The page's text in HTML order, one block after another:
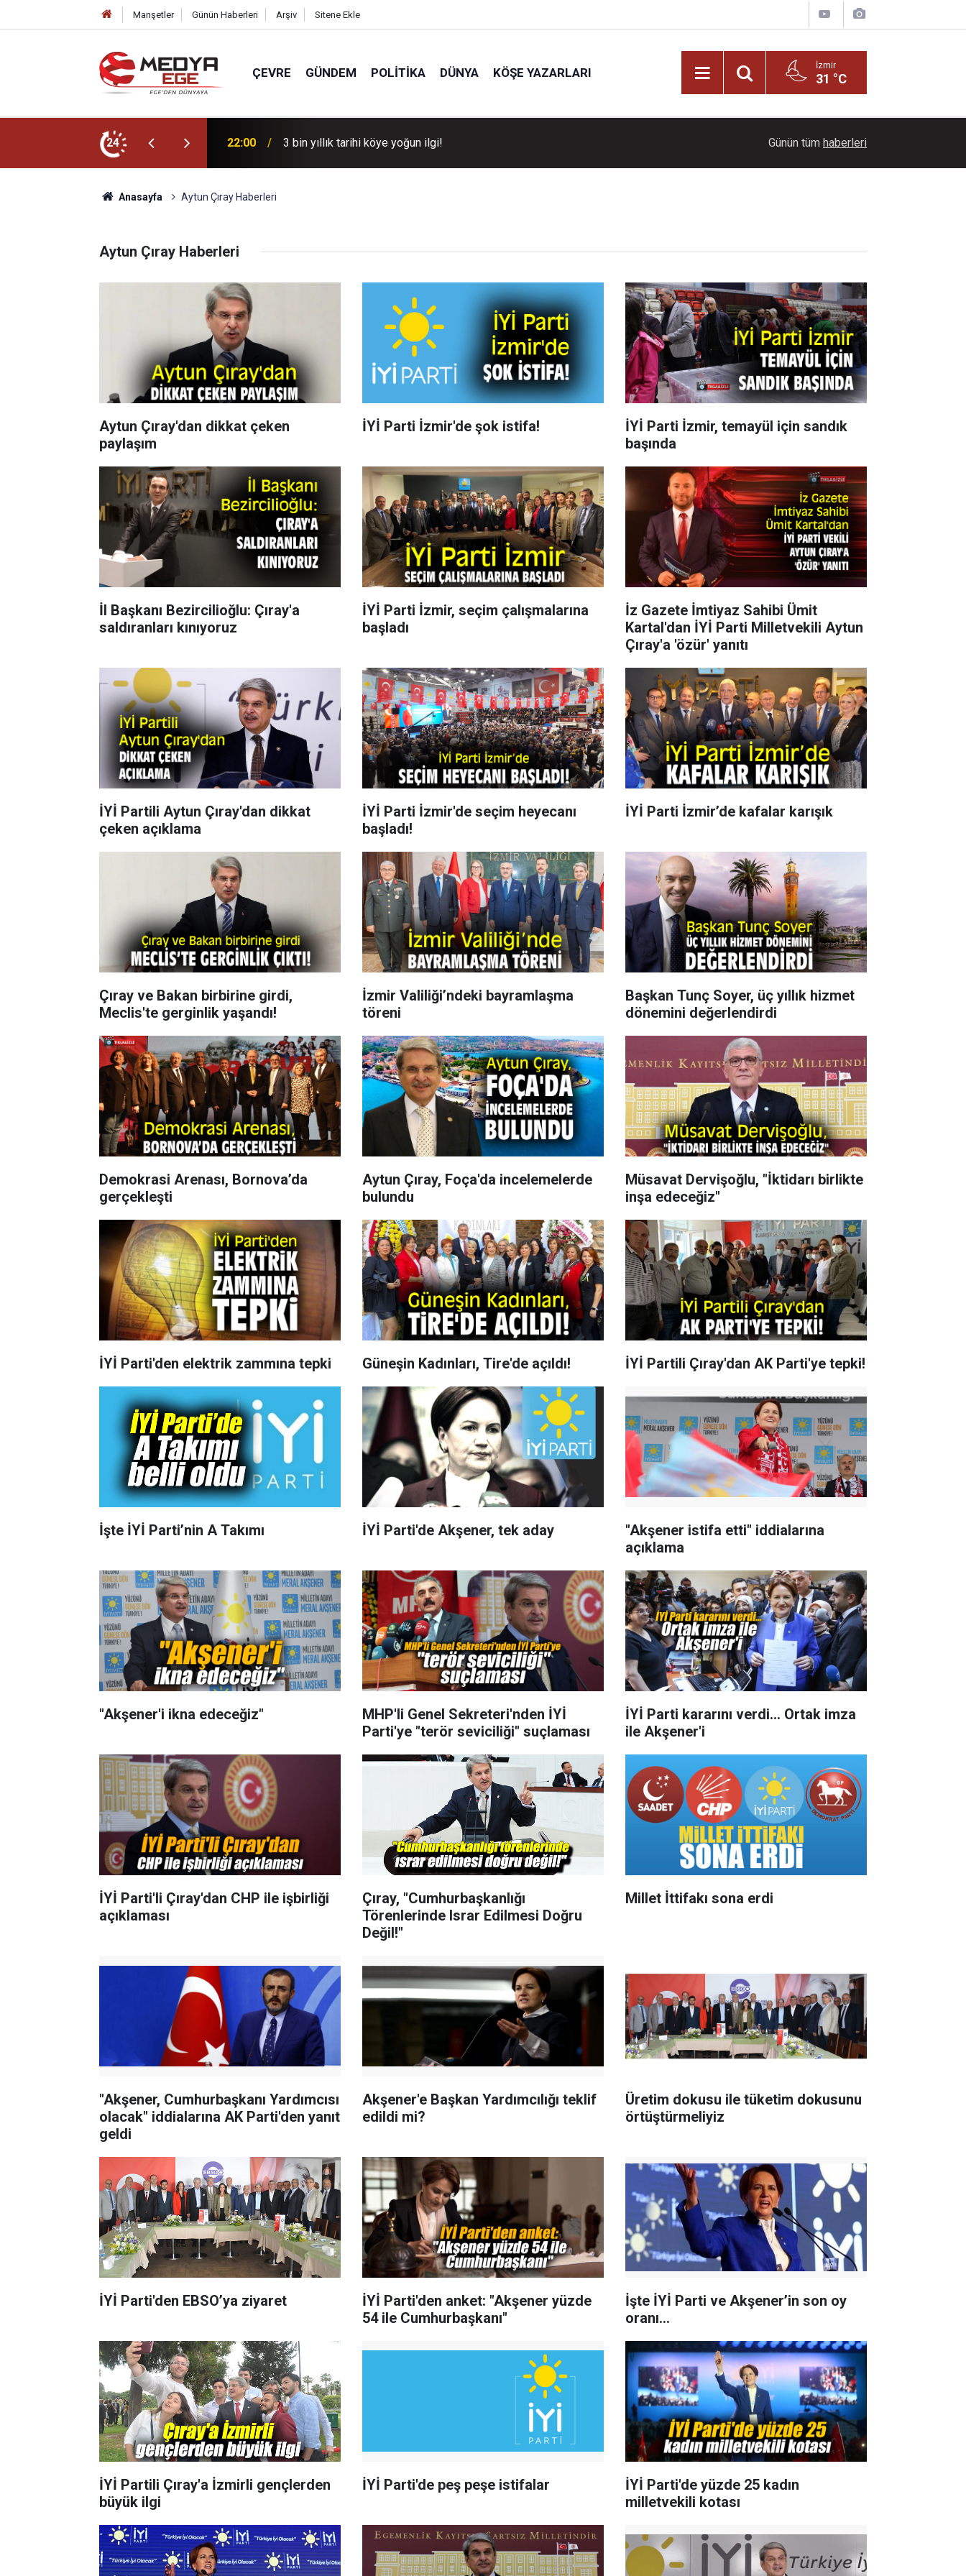
Manşetler Günün Haberleri Arşiv Sitene Ekle
ÇEVRE GÜNDEM POLITIKA DÜNYA KÖŞE YAZARLARI İzmir
31 °C
24 22:00 3 bin yıllık tarihi köye yoğun ilgi! Başkan İlkay Çiçek tutuklandı!
Günün tüm haberleri
Anasayfa Aytun Çıray Haberleri
Aytun Çıray Haberleri
Aytun Çıray'dan dikkat çeken
paylaşım
İYİ Parti İzmir'de şok istifa!
İYİ Parti İzmir, temayül için sandık
başında
İl Başkanı Bezircilioğlu: Çıray'a
saldıranları kınıyoruz
İYİ Parti İzmir, seçim çalışmalarına
başladı
İz Gazete İmtiyaz Sahibi Ümit
Kartal'dan İYİ Parti Milletvekili Aytun
Çıray'a 'özür' yanıtı
İYİ Partili Aytun Çıray'dan dikkat
çeken açıklama
İYİ Parti İzmir'de seçim heyecanı
başladı!
İYİ Parti İzmir’de kafalar karışık
Çıray ve Bakan birbirine girdi,
Meclis'te gerginlik yaşandı!
İzmir Valiliği’ndeki bayramlaşma
töreni
Başkan Tunç Soyer, üç yıllık hizmet
dönemini değerlendirdi
Demokrasi Arenası, Bornova’da
gerçekleşti
Aytun Çıray, Foça'da incelemelerde
bulundu
Müsavat Dervişoğlu, "İktidarı birlikte
inşa edeceğiz"
İYİ Parti'den elektrik zammına tepki Güneşin Kadınları, Tire'de açıldı! İYİ Partili Çıray'dan AK Parti'ye tepki!
İşte İYİ Parti’nin A Takımı İYİ Parti'de Akşener, tek aday
"Akşener istifa etti" iddialarına
açıklama
"Akşener'i ikna edeceğiz"
MHP'li Genel Sekreteri'nden İYİ
Parti'ye "terör seviciliği" suçlaması
İYİ Parti kararını verdi... Ortak imza
ile Akşener'i
İYİ Parti'li Çıray'dan CHP ile işbirliği
açıklaması
Çıray, "Cumhurbaşkanlığı
Törenlerinde Israr Edilmesi Doğru
Değil!"
Millet İttifakı sona erdi
"Akşener, Cumhurbaşkanı Yardımcısı
olacak" iddialarına AK Parti'den yanıt
geldi
Akşener'e Başkan Yardımcılığı teklif
edildi mi?
Üretim dokusu ile tüketim dokusunu
örtüştürmeliyiz
İYİ Parti'den EBSO’ya ziyaret
İYİ Parti'den anket: "Akşener yüzde
54 ile Cumhurbaşkanı"
İşte İYİ Parti ve Akşener’in son oy
oranı...
İYİ Partili Çıray'a İzmirli gençlerden
büyük ilgi
İYİ Parti'de peş peşe istifalar
İYİ Parti'de yüzde 25 kadın
milletvekili kotası